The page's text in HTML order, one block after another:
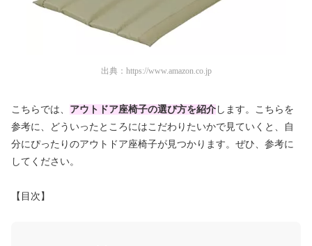
出典： https://www.amazon.co.jp
こちらでは、 アウトドア座椅子の選び方を紹介 します。こちらを
参考に、どういったところにはこだわりたいかで見ていくと、自
分にぴったりのアウトドア座椅子が見つかります。ぜひ、参考に
してください。
【目次】